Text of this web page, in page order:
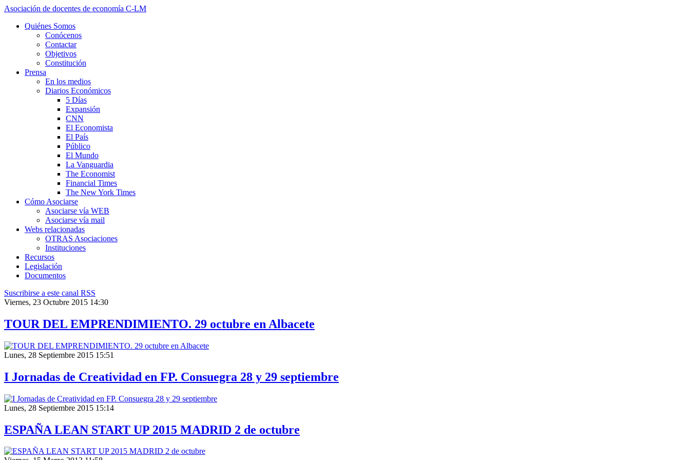
Asociación de docentes de economía C-LM
Quiénes Somos
Conócenos
Contactar
Objetivos
Constitución
Prensa
En los medios
Diarios Económicos
5 Días
Expansión
CNN
El Economista
El País
Público
El Mundo
La Vanguardia
The Economist
Financial Times
The New York Times
Cómo Asociarse
Asociarse vía WEB
Asociarse vía mail
Webs relacionadas
OTRAS Asociaciones
Instituciones
Recursos
Legislación
Documentos
Suscribirse a este canal RSS
Viernes, 23 Octubre 2015 14:30
TOUR DEL EMPRENDIMIENTO. 29 octubre en Albacete
Lunes, 28 Septiembre 2015 15:51
I Jornadas de Creatividad en FP. Consuegra 28 y 29 septiembre
Lunes, 28 Septiembre 2015 15:14
ESPAÑA LEAN START UP 2015 MADRID 2 de octubre